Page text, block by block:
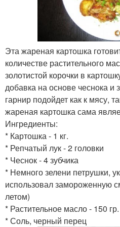
Эта жареная картошка
количестве растительного
золотистой корочки в
добавка на основе чеснока и
гарнир подойдет как к мясу,
жареная картошка сама
Ингредиенты:
* Картошка - 1 кг.
* Репчатый лук - 2 головки
* Чеснок - 4 зубчика
* Немного зелени петрушки,
использовал замороженную
летом)
* Растительное масло - 150 гр.
* Соль, черный перец